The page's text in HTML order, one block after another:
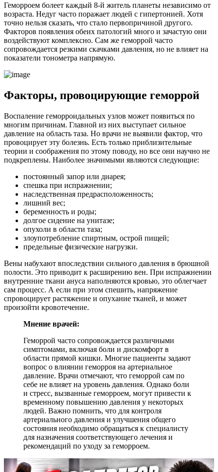
Геморроем болеет каждый 8-й житель планеты независимо от
возраста. Недуг часто поражает людей с гипертонией. Хотя
точно нельзя сказать, что стало первопричиной другого.
Факторов появления обеих патологий много и зачастую они
воздействуют комплексно. Сам же геморрой часто
сопровождается резкими скачками давления, но не влияет на
показатели тонометра напрямую.
Факторы, провоцирующие геморрой
Воспаление геморроидальных узлов может появиться по
многим причинам. Главной из них выступает сильное
давление на область таза. Но врачи не выявили фактор, что
провоцирует эту болезнь. Есть только приблизительные
теории и соображения по этому поводу, но все они научно не
подкреплены. Наиболее значимыми являются следующие:
постоянный запор или диарея;
спешка при испражнении;
наследственная предрасположенность;
лишний вес;
беременность и роды;
долгое сидение на унитазе;
опухоли в области таза;
злоупотребление спиртным, острой пищей;
предельные физические нагрузки.
Вены набухают впоследствии сильного давления в брюшной
полости. Это приводит к расширению вен. При испражнении
внутренние ткани ануса наполняются кровью, это облегчает
сам процесс. А если при этом спешить, напряжение
спровоцирует растяжение и опухание тканей, и может
произойти кровотечение.
Мнение врачей:
Геморрой часто сопровождается различными
симптомами, включая боли и дискомфорт в
области прямой кишки. Многие пациенты задают
вопрос о влиянии геморроя на артериальное
давление. Врачи отмечают, что геморрой сам по
себе не влияет на уровень давления. Однако боли
и стресс, вызванные геморроем, могут привести к
временному повышению давления у некоторых
людей. Важно помнить, что для контроля
артериального давления и улучшения общего
состояния необходимо обращаться к специалисту
для назначения соответствующего лечения и
рекомендаций по уходу за геморроем.